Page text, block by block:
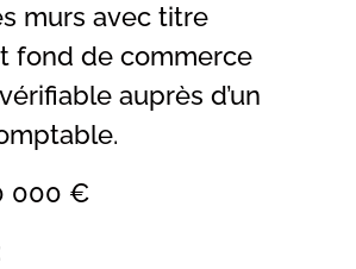
murs avec titre
fond de commerce
auprès d’un
000 €